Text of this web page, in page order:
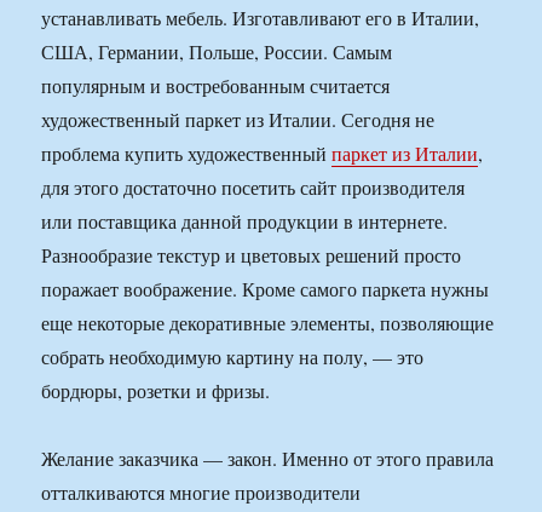
устанавливать мебель. Изготавливают его в Италии,
США, Германии, Польше, России. Самым
популярным и востребованным считается
художественный паркет из Италии. Сегодня не
проблема купить художественныйпаркет из Италии,
для этого достаточно посетить сайт производителя
или поставщика данной продукции в интернете.
Разнообразие текстур и цветовых решений просто
поражает воображение. Кроме самого паркета нужны
еще некоторые декоративные элементы, позволяющие
собрать необходимую картину на полу, — это
бордюры, розетки и фризы.
Желание заказчика — закон. Именно от этого правила
отталкиваются многие производители